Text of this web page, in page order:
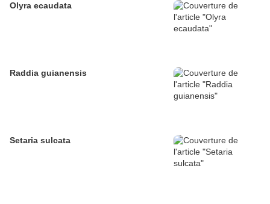
Olyra ecaudata
Raddia guianensis
Setaria sulcata